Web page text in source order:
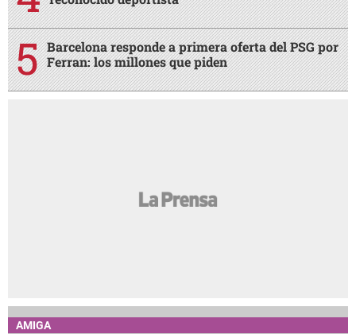
Barcelona responde a primera oferta del PSG por
Ferran: los millones que piden
AMIGA